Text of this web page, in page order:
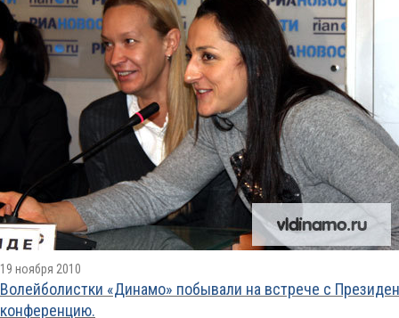
19 ноября 2010
Волейболистки «Динамо» побывали на встрече с
конференцию.